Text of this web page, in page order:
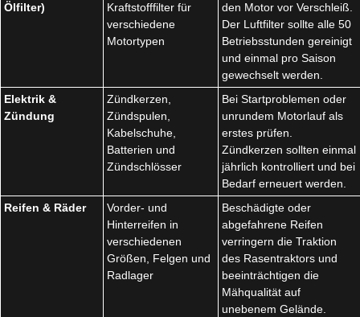
Ölfilter)
Kraftstofffilter für
verschiedene
Motortypen
den Motor vor Verschleiß.
Der Luftfilter sollte alle 50
Betriebsstunden gereinigt
und einmal pro Saison
gewechselt werden.
Elektrik &
Zündung
Zündkerzen,
Zündspulen,
Kabelschuhe,
Batterien und
Zündschlösser
Bei Startproblemen oder
unrundem Motorlauf als
erstes prüfen.
Zündkerzen sollten einmal
jährlich kontrolliert und bei
Bedarf erneuert werden.
Reifen & Räder
Vorder- und
Hinterreifen in
verschiedenen
Größen, Felgen und
Radlager
Beschädigte oder
abgefahrene Reifen
verringern die Traktion
des Rasentraktors und
beeinträchtigen die
Mähqualität auf
unebenem Gelände.